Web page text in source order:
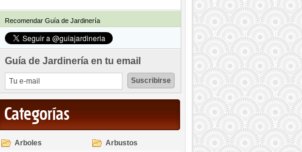
Recomendar Guía de Jardinería
Guía de Jardinería en tu email
Categorías
Arboles
Arbustos